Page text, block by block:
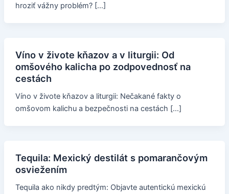
hroziť vážny problém? […]
Víno v živote kňazov a v liturgii: Od
omšového kalicha po zodpovednosť na
cestách
Víno v živote kňazov a liturgii: Nečakané fakty o
omšovom kalichu a bezpečnosti na cestách […]
Tequila: Mexický destilát s pomarančovým
osviežením
Tequila ako nikdy predtým: Objavte autentickú mexickú